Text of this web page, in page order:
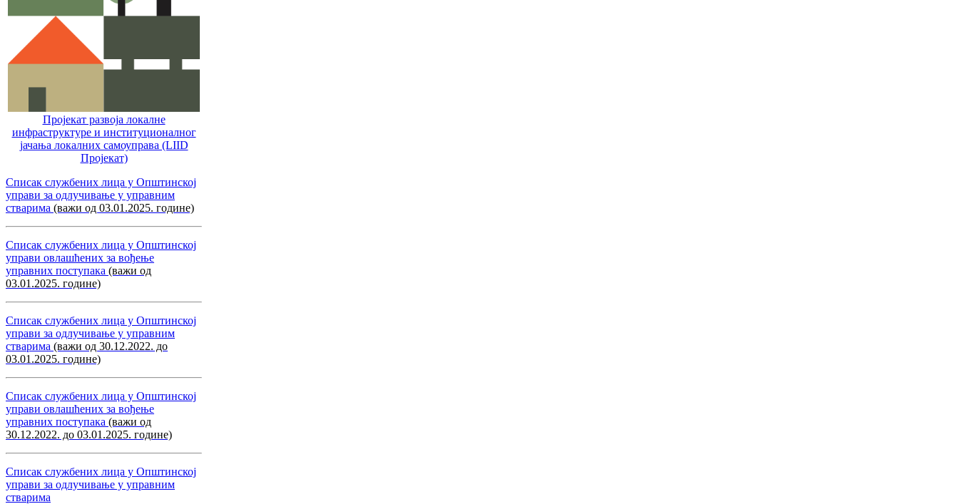
Пројекат развоја локалне
инфраструктуре и институционалног
јачања локалних самоуправa (LIID
Пројекат)
Списак службених лица у Општинској
управи за одлучивање у управним
стварима (важи од 03.01.2025. године)
Списак службених лица у Општинској
управи овлашћених за вођење
управних поступака (важи од
03.01.2025. године)
Списак службених лица у Општинској
управи за одлучивање у управним
стварима (важи од 30.12.2022. до
03.01.2025. године)
Списак службених лица у Општинској
управи овлашћених за вођење
управних поступака (важи од
30.12.2022. до 03.01.2025. године)
Списак службених лица у Општинској
управи за одлучивање у управним
стварима